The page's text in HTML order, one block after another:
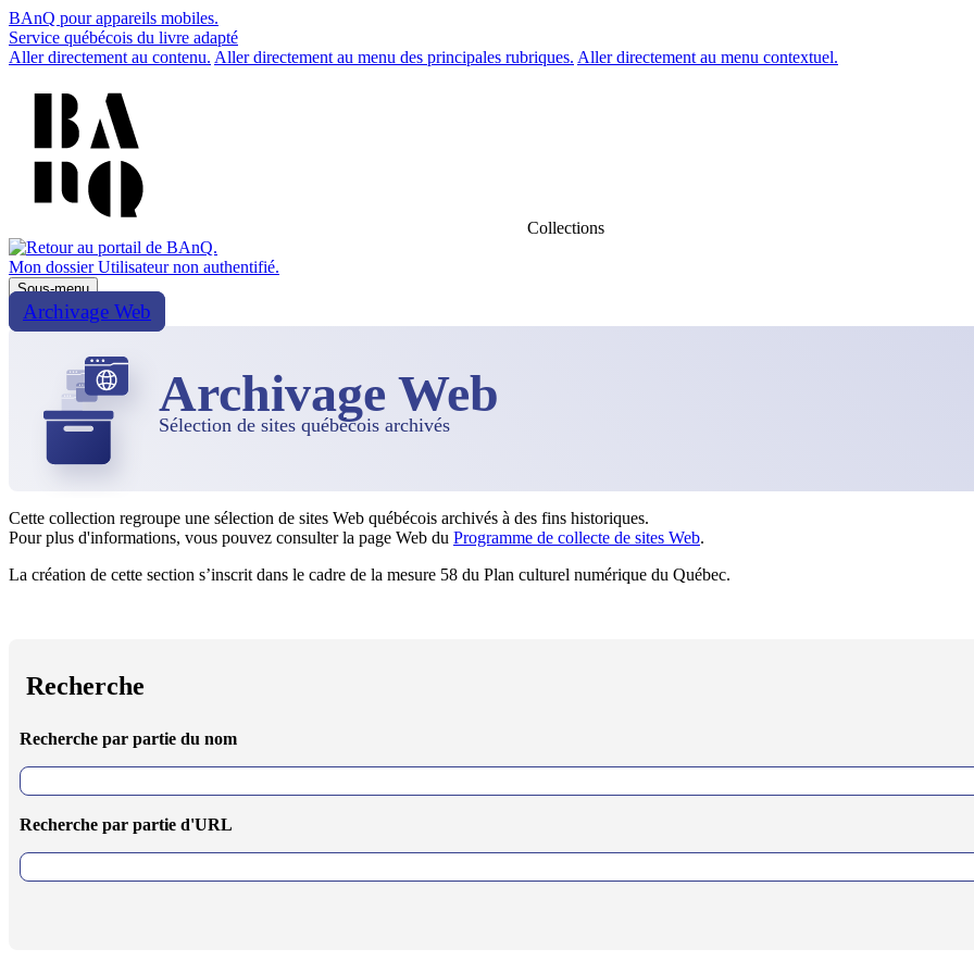
BAnQ pour appareils mobiles.
Service québécois du livre adapté
Aller directement au contenu. Aller directement au menu des principales rubriques. Aller directement au menu contextuel.
Collections
Mon dossier Utilisateur non authentifié.
Sous-menu
Archivage Web
Archivage Web
Sélection de sites québécois archivés
Cette collection regroupe une sélection de sites Web québécois archivés à des fins historiques.
Pour plus d'informations, vous pouvez consulter la page Web du Programme de collecte de sites Web.
La création de cette section s’inscrit dans le cadre de la mesure 58 du Plan culturel numérique du Québec.
Recherche
Recherche par partie du nom
Recherche par partie d'URL